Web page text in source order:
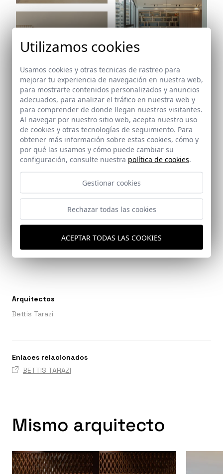
Ref: 9527_19
Ref: 9527_20
Ref: 9527_21
Ref: 9527_22
Ref: 9527_23
Arquitectos
Bettis Tarazi
Enlaces relacionados
BETTIS TARAZI
Mismo arquitecto
Utilizamos cookies
Usamos cookies y otras tecnicas de rastreo para
mejorar tu experiencia de navegación en nuestra web,
para mostrarte contenidos personalizados y anuncios
adecuados, para analizar el tráfico en nuestra web y
para comprender de donde llegan nuestros visitantes.
Al navegar por nuestro sitio web, acepta nuestro uso
de cookies y otras tecnologías de seguimiento. Para
obtener más información sobre estas cookies, cómo y
por qué las usamos y cómo puede cambiar su
configuración, consulte nuestra política de cookies.
Gestionar cookies
Rechazar todas las cookies
ACEPTAR TODAS LAS COOKIES